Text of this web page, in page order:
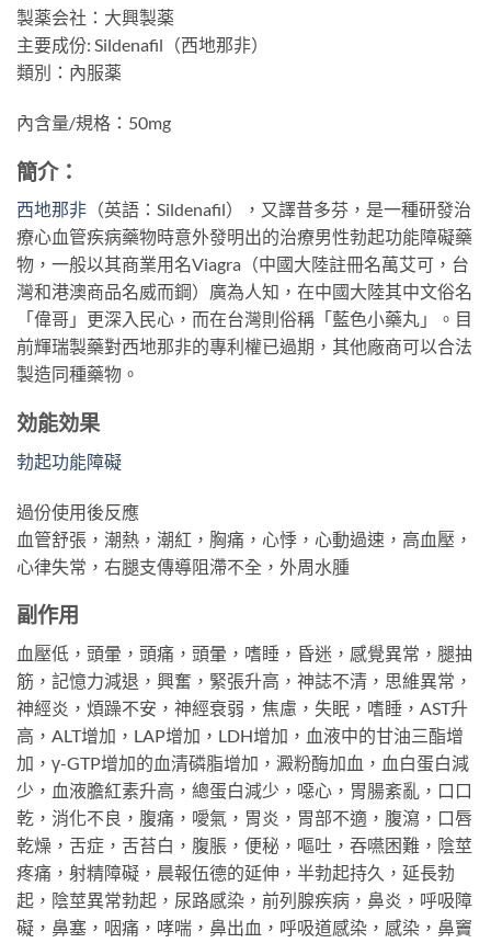
製薬会社：大興製薬
主要成份: Sildenafil（西地那非）
類別：內服薬
內含量/規格：50mg
簡介：
西地那非 （英語：Sildenafil），又譯昔多芬，是一種研發治
療心血管疾病藥物時意外發明出的治療男性勃起功能障礙藥
物，一般以其商業用名Viagra（中國大陸註冊名萬艾可，台
灣和港澳商品名威而鋼）廣為人知，在中國大陸其中文俗名
「偉哥」更深入民心，而在台灣則俗稱「藍色小藥丸」。目
前輝瑞製藥對西地那非的專利權已過期，其他廠商可以合法
製造同種藥物。
効能効果
勃起功能障礙
過份使用後反應
血管舒張，潮熱，潮紅，胸痛，心悸，心動過速，高血壓，
心律失常，右腿支傳導阻滯不全，外周水腫
副作用
血壓低，頭暈，頭痛，頭暈，嗜睡，昏迷，感覺異常，腿抽
筋，記憶力減退，興奮，緊張升高，神誌不清，思維異常，
神經炎，煩躁不安，神經衰弱，焦慮，失眠，嗜睡，AST升
高，ALT增加，LAP增加，LDH增加，血液中的甘油三酯增
加，γ-GTP增加的血清磷脂增加，澱粉酶加血，血白蛋白減
少，血液膽紅素升高，總蛋白減少，噁心，胃腸紊亂，口口
乾，消化不良，腹痛，噯氣，胃炎，胃部不適，腹瀉，口唇
乾燥，舌症，舌苔白，腹脹，便秘，嘔吐，吞嚥困難，陰莖
疼痛，射精障礙，晨報伍德的延伸，半勃起持久，延長勃
起，陰莖異常勃起，尿路感染，前列腺疾病，鼻炎，呼吸障
礙，鼻塞，咽痛，哮喘，鼻出血，呼吸道感染，感染，鼻竇